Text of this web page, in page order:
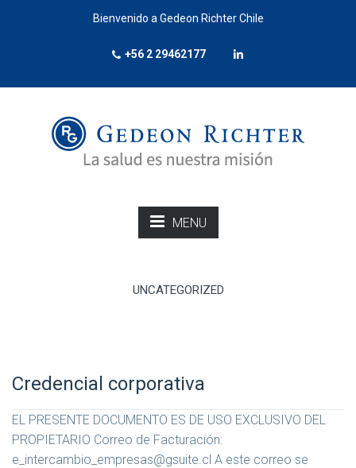
Bienvenido a Gedeon Richter Chile
+56 2 29462177
MENU
UNCATEGORIZED
Credencial corporativa
EL PRESENTE DOCUMENTO ES DE USO EXCLUSIVO DEL
PROPIETARIO Correo de Facturación:
e_intercambio_empresas@gsuite.cl A este correo se